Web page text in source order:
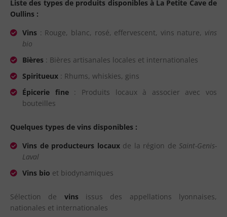
Liste des types de produits disponibles à La Petite Cave de
Oullins :
Vins : Rouge, blanc, rosé, effervescent, vins nature, vins
bio
Bières : Bières artisanales locales et internationales
Spiritueux : Rhums, whiskies, gins
Épicerie fine: Produits locaux à associer avec vos
bouteilles
Quelques types de vins disponibles :
Vins de producteurs locauxde la région de Saint-Genis-
Laval
Vins bio et biodynamiques
Sélection de vinsissus des appellations lyonnaises,
nationales et internationales